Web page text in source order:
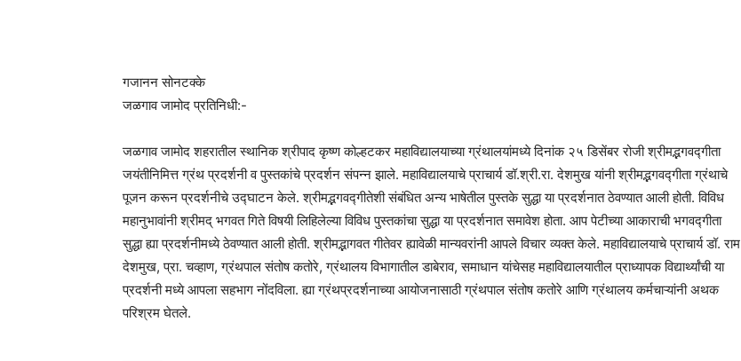
गजानन सोनटक्के
जळगाव जामोद प्रतिनिधी:-
जळगाव जामोद शहरातील स्थानिक श्रीपाद कृष्ण कोल्हटकर महाविद्यालयाच्या ग्रंथालयांमध्ये दिनांक २५ डिसेंबर रोजी श्रीमद्भगवद्गीता
जयंतीनिमित्त ग्रंथ प्रदर्शनी व पुस्तकांचे प्रदर्शन संपन्न झाले. महाविद्यालयाचे प्राचार्य डॉ.श्री.रा. देशमुख यांनी श्रीमद्भगवद्गीता ग्रंथाचे
पूजन करून प्रदर्शनीचे उद्घाटन केले. श्रीमद्भगवद्गीतेशी संबंधित अन्य भाषेतील पुस्तके सुद्धा या प्रदर्शनात ठेवण्यात आली होती. विविध
महानुभावांनी श्रीमद् भगवत गिते विषयी लिहिलेल्या विविध पुस्तकांचा सुद्धा या प्रदर्शनात समावेश होता. आप पेटीच्या आकाराची भगवद्गीता
सुद्धा ह्या प्रदर्शनीमध्ये ठेवण्यात आली होती. श्रीमद्भागवत गीतेवर ह्यावेळी मान्यवरांनी आपले विचार व्यक्त केले. महाविद्यालयाचे प्राचार्य डॉ. राम
देशमुख, प्रा. चव्हाण, ग्रंथपाल संतोष कतोरे, ग्रंथालय विभागातील डाबेराव, समाधान यांचेसह महाविद्यालयातील प्राध्यापक विद्यार्थ्यांची या
प्रदर्शनी मध्ये आपला सहभाग नोंदविला. ह्या ग्रंथप्रदर्शनाच्या आयोजनासाठी ग्रंथपाल संतोष कतोरे आणि ग्रंथालय कर्मचाऱ्यांनी अथक
परिश्रम घेतले.